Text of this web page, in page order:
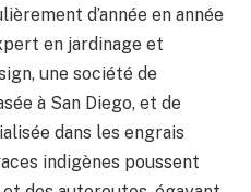
d’année en année
en jardinage et
une société de
à San Diego, et de
dans les engrais
indigènes poussent